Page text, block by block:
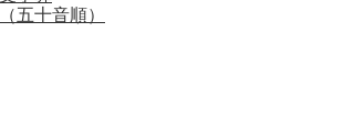
五十音順）